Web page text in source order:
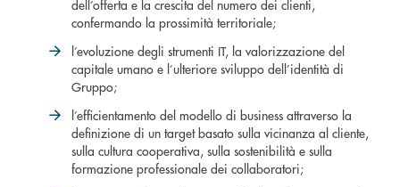
dell’offerta e la crescita del numero dei clienti,
confermando la prossimità territoriale;
l’evoluzione degli strumenti IT, la valorizzazione del
capitale umano e l’ulteriore sviluppo dell’identità di
Gruppo;
l’efficientamento del modello di business attraverso la
definizione di un target basato sulla vicinanza al cliente,
sulla cultura cooperativa, sulla sostenibilità e sulla
formazione professionale dei collaboratori;